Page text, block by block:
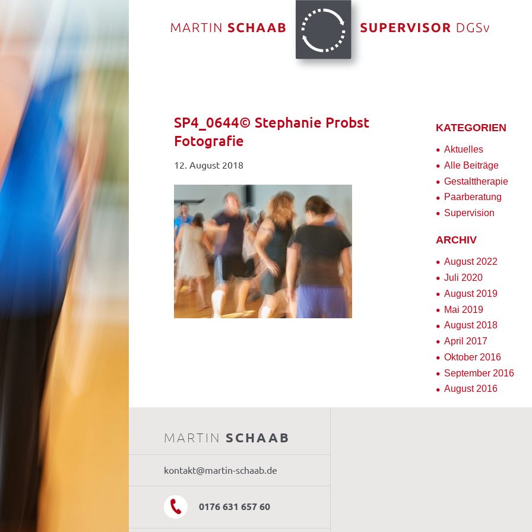
SP4_0644© Stephanie Probst
Fotografie
12. August 2018
KATEGORIEN
Aktuelles
Alle Beiträge
Gestalttherapie
Paarberatung
Supervision
ARCHIV
August 2022
Juli 2020
August 2019
Mai 2019
August 2018
April 2017
Oktober 2016
September 2016
August 2016
MARTIN SCHAAB
kontakt@martin-schaab.de
0176 631 657 60